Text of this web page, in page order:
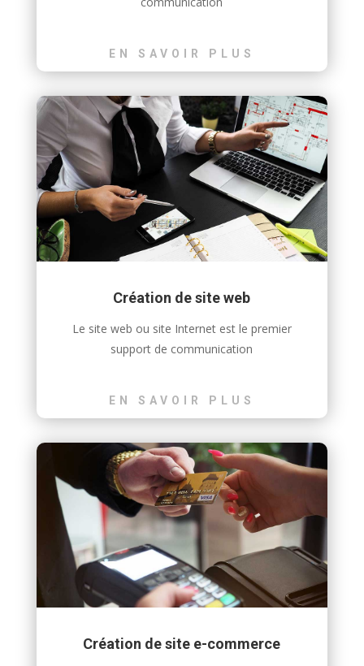
EN SAVOIR PLUS
Création de site web
Le site web ou site Internet est le premier
support de communication
EN SAVOIR PLUS
Création de site e-commerce